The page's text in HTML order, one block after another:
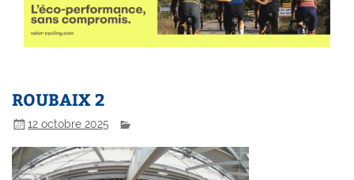
ROUBAIX 2
12 octobre 2025